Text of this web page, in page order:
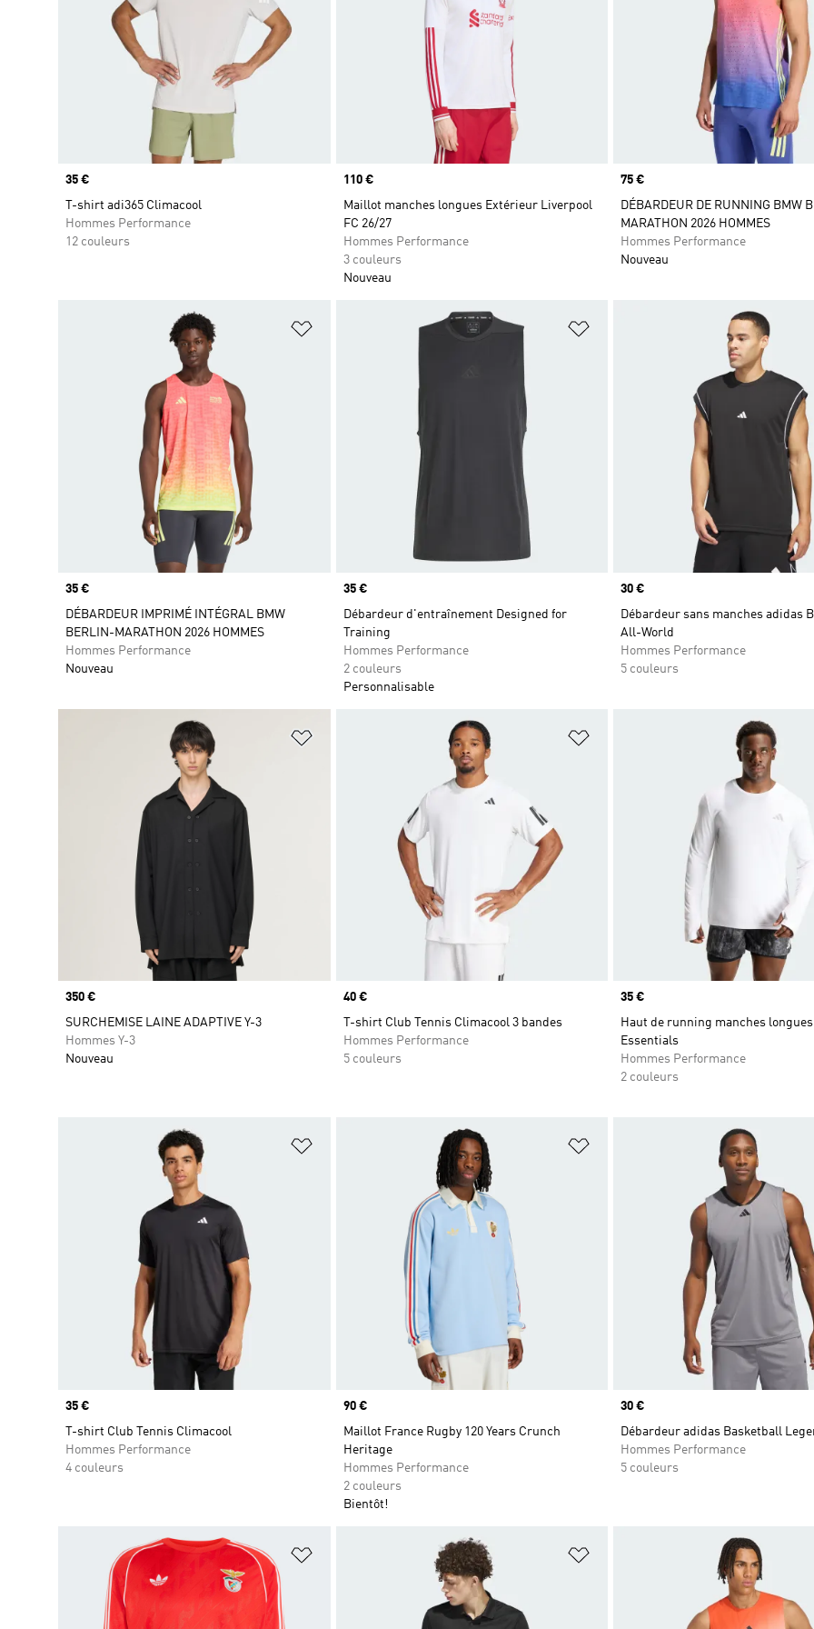
Prix
35 €
T-shirt adi365 Climacool
Hommes Performance
12 couleurs
Prix
110 €
Maillot manches longues Extérieur Liverpool
FC 26/27
Hommes Performance
3 couleurs
Nouveau
Prix
75 €
DÉBARDEUR DE RUNNING BMW
MARATHON 2026 HOMMES
Hommes Performance
Nouveau
Ajouter à la Liste de produits favoris
Prix
35 €
DÉBARDEUR IMPRIMÉ INTÉGRAL BMW
BERLIN-MARATHON 2026 HOMMES
Hommes Performance
Nouveau
Ajouter à la Liste de produits
Prix
35 €
Débardeur d'entraînement Designed for
Training
Hommes Performance
2 couleurs
Personnalisable
Prix
30 €
Débardeur sans manches adidas
All-World
Hommes Performance
5 couleurs
Ajouter à la Liste de produits favoris
Prix
350 €
SURCHEMISE LAINE ADAPTIVE Y-3
Hommes Y-3
Nouveau
Ajouter à la Liste de produits
Prix
40 €
T-shirt Club Tennis Climacool 3 bandes
Hommes Performance
5 couleurs
Prix
35 €
Haut de running manches
Essentials
Hommes Performance
2 couleurs
Ajouter à la Liste de produits favoris
Prix
35 €
T-shirt Club Tennis Climacool
Hommes Performance
4 couleurs
Ajouter à la Liste de produits
Prix
90 €
Maillot France Rugby 120 Years Crunch
Heritage
Hommes Performance
2 couleurs
Bientôt!
Prix
30 €
Débardeur adidas Basketball
Hommes Performance
5 couleurs
Ajouter à la Liste de produits favoris Ajouter à la Liste de produits